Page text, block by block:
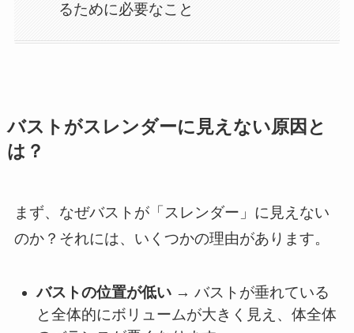
るために必要なこと
バストがスレンダーに見えない原因と
は？
まず、なぜバストが「スレンダー」に見えない
のか？それには、いくつかの理由があります。
バストの位置が低い → バストが垂れている
と全体的にボリュームが大きく見え、体全体